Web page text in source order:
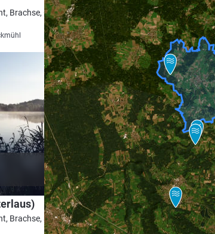
Brachse, Graskarpfen,
4.1
Brachse, Schleie,